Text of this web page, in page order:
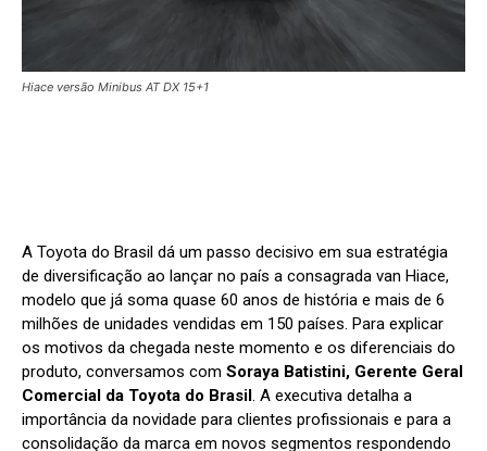
Hiace versão Minibus AT DX 15+1
A Toyota do Brasil dá um passo decisivo em sua estratégia
de diversificação ao lançar no país a consagrada van Hiace,
modelo que já soma quase 60 anos de história e mais de 6
milhões de unidades vendidas em 150 países. Para explicar
os motivos da chegada neste momento e os diferenciais do
produto, conversamos com Soraya Batistini, Gerente Geral
Comercial da Toyota do Brasil. A executiva detalha a
importância da novidade para clientes profissionais e para a
consolidação da marca em novos segmentos respondendo